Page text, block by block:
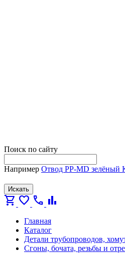
Поиск по сайту
Например Отвод PP-MD зелёный
Искать
shopping_cart favorite call bar_chart
Главная
Каталог
Детали трубопроводов,
Сгоны, бочата, резьбы и